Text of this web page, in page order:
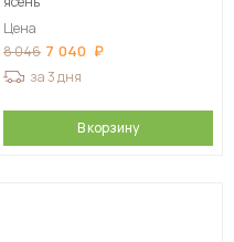
Цена
8 046 7 040
за 3 дня
В корзину